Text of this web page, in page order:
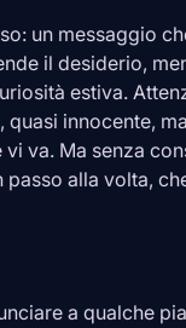
un messaggio
il desiderio,
estiva.
innocente,
va. Ma senza
alla volta,
a qualche